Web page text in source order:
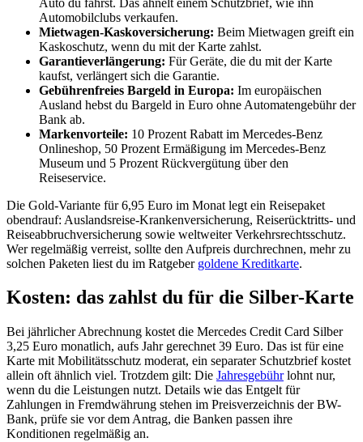
Automobilclubs verkaufen.
Mietwagen-Kaskoversicherung: Beim Mietwagen greift ein
Kaskoschutz, wenn du mit der Karte zahlst.
Garantieverlängerung: Für Geräte, die du mit der Karte
kaufst, verlängert sich die Garantie.
Gebührenfreies Bargeld in Europa: Im europäischen
Ausland hebst du Bargeld in Euro ohne Automatengebühr der
Bank ab.
Markenvorteile: 10 Prozent Rabatt im Mercedes-Benz
Onlineshop, 50 Prozent Ermäßigung im Mercedes-Benz
Museum und 5 Prozent Rückvergütung über den
Reiseservice.
Die Gold-Variante für 6,95 Euro im Monat legt ein Reisepaket
obendrauf: Auslandsreise-Krankenversicherung, Reiserücktritts- und
Reiseabbruchversicherung sowie weltweiter Verkehrsrechtsschutz.
Wer regelmäßig verreist, sollte den Aufpreis durchrechnen, mehr zu
solchen Paketen liest du im Ratgeber goldene Kreditkarte.
Kosten: das zahlst du für die Silber-Karte
Bei jährlicher Abrechnung kostet die Mercedes Credit Card Silber
3,25 Euro monatlich, aufs Jahr gerechnet 39 Euro. Das ist für eine
Karte mit Mobilitätsschutz moderat, ein separater Schutzbrief kostet
allein oft ähnlich viel. Trotzdem gilt: Die Jahresgebührlohnt nur,
wenn du die Leistungen nutzt. Details wie das Entgelt für
Zahlungen in Fremdwährung stehen im Preisverzeichnis der BW-
Bank, prüfe sie vor dem Antrag, die Banken passen ihre
Konditionen regelmäßig an.